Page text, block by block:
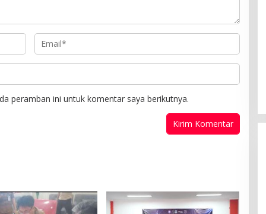
peramban ini untuk komentar saya berikutnya.